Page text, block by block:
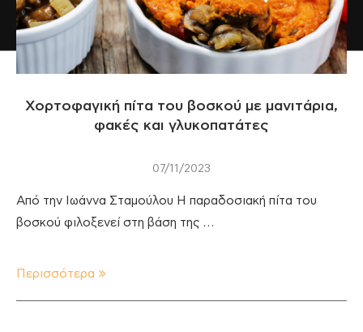
Χορτοφαγική πίτα του βοσκού με μανιτάρια,
φακές και γλυκοπατάτες
07/11/2023
Από την Ιωάννα Σταμούλου Η παραδοσιακή πίτα του
βοσκού φιλοξενεί στη βάση της …
Περισσότερα